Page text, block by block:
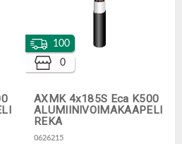
AXMK 4x185S Eca K500
ALUMIINIVOIMAKAAPELI
REKA
0626215
100
0